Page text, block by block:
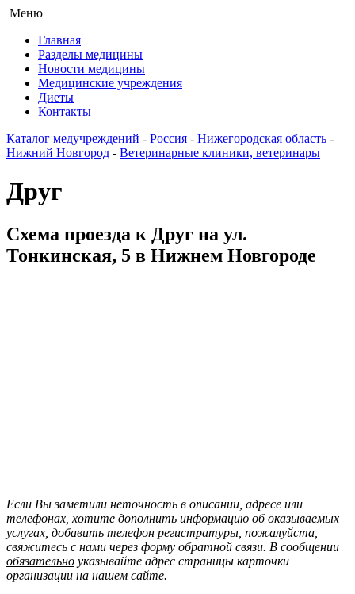
Меню
Главная
Разделы медицины
Новости медицины
Медицинские учреждения
Диеты
Контакты
Каталог медучреждений - Россия - Нижегородская область -
Нижний Новгород - Ветеринарные клиники, ветеринары
Друг
Схема проезда к Друг на ул.
Тонкинская, 5 в Нижнем Новгороде
Если Вы заметили неточность в описании, адресе или
телефонах, хотите дополнить информацию об оказываемых
услугах, добавить телефон регистратуры, пожалуйста,
свяжитесь с нами через форму обратной связи. В сообщении
обязательно указывайте адрес страницы карточки
организации на нашем сайте.